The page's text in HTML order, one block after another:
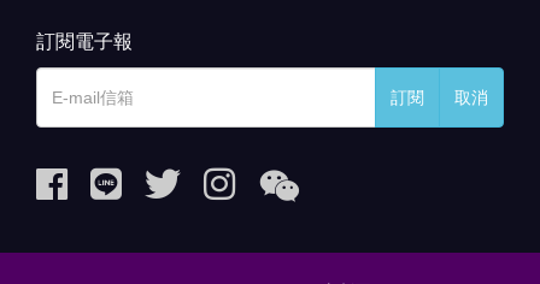
訂閱電子報
訂閱 取消